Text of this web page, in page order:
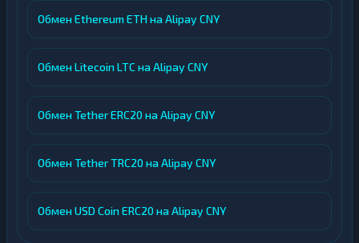
Обмен Ethereum ETH на Alipay CNY
Обмен Litecoin LTC на Alipay CNY
Обмен Tether ERC20 на Alipay CNY
Обмен Tether TRC20 на Alipay CNY
Обмен USD Coin ERC20 на Alipay CNY